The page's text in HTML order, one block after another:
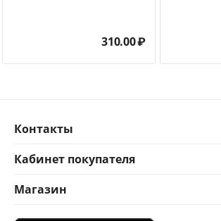
310.00₽
Контакты
Кабинет покупателя
Магазин